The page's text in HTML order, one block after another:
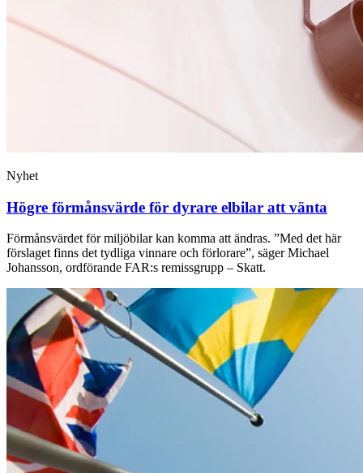
Nyhet
Högre förmånsvärde för dyrare elbilar att vänta
Förmånsvärdet för miljöbilar kan komma att ändras. ”Med det här
förslaget finns det tydliga vinnare och förlorare”, säger Michael
Johansson, ordförande FAR:s remissgrupp – Skatt.